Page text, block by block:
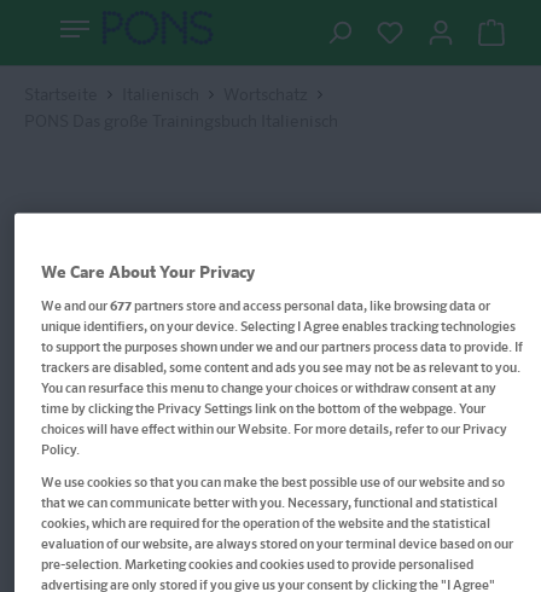
Im Buch blättern
We Care About Your Privacy
We and our677partners store and access personal data, like browsing data or
unique identifiers, on your device. Selecting I Agree enables tracking technologies
to support the purposes shown under we and our partners process data to provide. If
trackers are disabled, some content and ads you see may not be as relevant to you.
You can resurface this menu to change your choices or withdraw consent at any
time by clicking the Privacy Settings link on the bottom of the webpage. Your
choices will have effect within our Website. For more details, refer to our Privacy
Policy.
We use cookies so that you can make the best possible use of our website and so
that we can communicate better with you. Necessary, functional and statistical
cookies, which are required for the operation of the website and the statistical
evaluation of our website, are always stored on your terminal device based on our
pre-selection. Marketing cookies and cookies used to provide personalised
advertising are only stored if you give us your consent by clicking the "I Agree"